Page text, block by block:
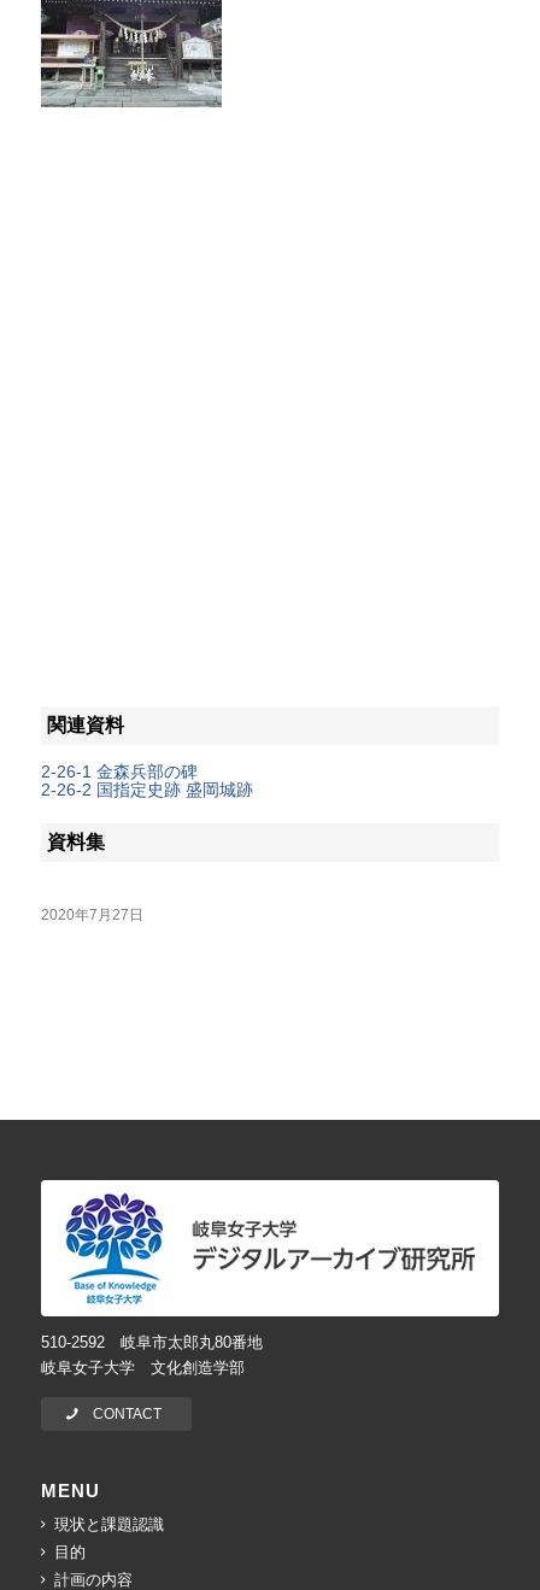
関連資料
2-26-1 金森兵部の碑
2-26-2 国指定史跡 盛岡城跡
資料集
2020年7月27日
510-2592 岐阜市太郎丸80番地
岐阜女子大学 文化創造学部
CONTACT
MENU
現状と課題認識
目的
計画の内容